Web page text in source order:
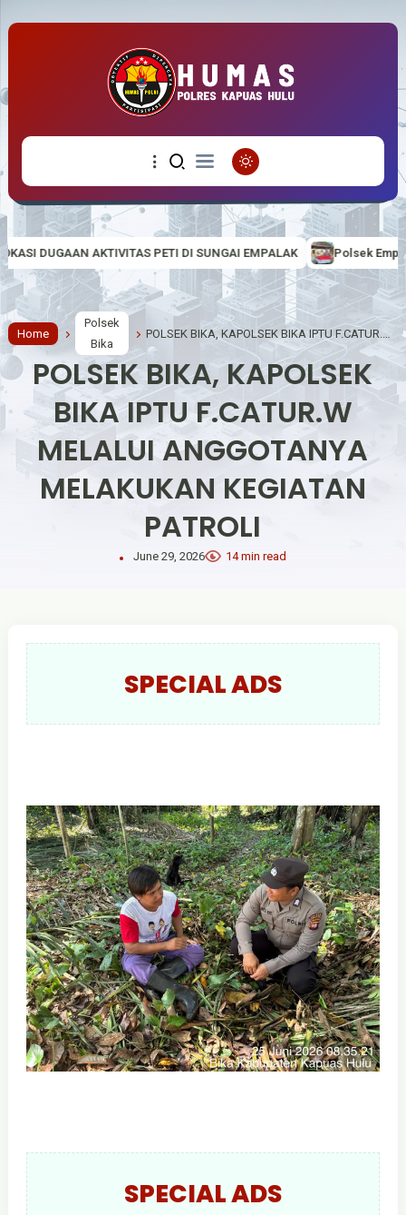
PETI DI SUNGAI EMPALAK Polsek Empanang Bagikan
Home
Polsek
Bika
POLSEK BIKA, KAPOLSEK
BIKA IPTU F.CATUR.W
MELALUI ANGGOTANYA
MELAKUKAN KEGIATAN
PATROLI
June 29, 2026 14 min read
SPECIAL ADS
SPECIAL ADS